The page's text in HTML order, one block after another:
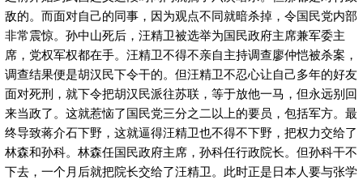
敌的。而面对自己的同事，因为观点不同就暗杀掉，令国民党内部
非常震惊。孙中山死后，汪精卫被选举为国民政府主席兼军委主
席，党权军权都在手。汪精卫不得不亲自主持调查廖仲恺被杀案，
调查结果便是胡汉民下令干的。但汪精卫不忍心让自己多年的好友
面对死刑，就下令把胡汉民派往苏联，等于放他一马，但永远别回
来当政了。这就惹恼了国民党三分之二以上的要员，包括军方。最
终导致蒋介石下野，这就逼得汪精卫也不得不下野，把权力交给了
林森和孙科。林森任国民政府主席，孙科任行政院长。但孙科干不
下去，一个月后就把院长交给了汪精卫。此时正是日本人要与张学